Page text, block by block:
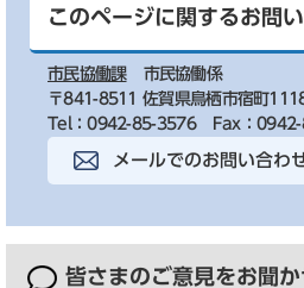
このページに関するお問
市民協働課
市民協働係
〒841-8511 佐賀県鳥栖市宿町
Tel：0942-85-3576
Fax：
メールでのお問い合わ
皆さまのご意見をお聞